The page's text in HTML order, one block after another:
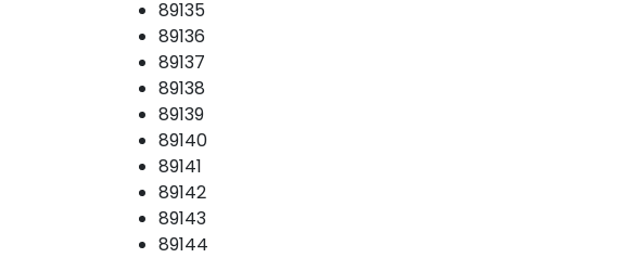
89135
89136
89137
89138
89139
89140
89141
89142
89143
89144